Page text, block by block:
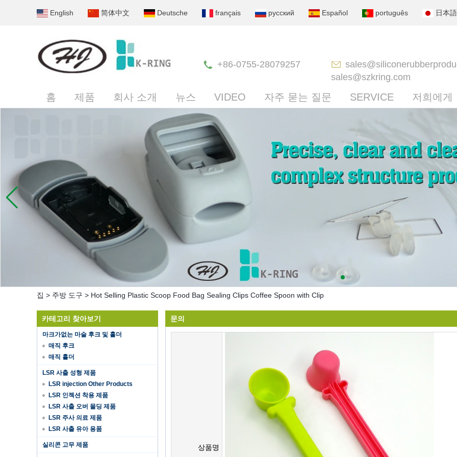
English 简体中文 Deutsche français русский Español português 日本語
+86-0755-28079257
sales@szkring.com
홈 제품 회사 소개 뉴스 VIDEO 자주 묻는 질문 SERVICE 저희에게
집 > 주방 도구 > Hot Selling Plastic Scoop Food Bag Sealing Clips Coffee Spoon with Clip
카테고리 찾아보기
마크가없는 마술 후크 및 홀더
매직 후크
매직 홀더
LSR 사출 성형 제품
LSR injection Other Products
LSR 인젝션 착용 제품
LSR 사출 오버 몰딩 제품
LSR 주사 의료 제품
LSR 사출 유아 용품
실리콘 고무 제품
Hot selling products
Hot selling products :portable mini
vacuum sealer 1) For the vacuum
문의
상품명